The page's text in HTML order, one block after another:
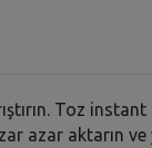
Toz instant
azar aktarın